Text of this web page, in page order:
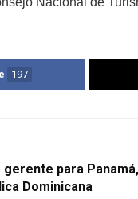
197
gerente para
Dominicana